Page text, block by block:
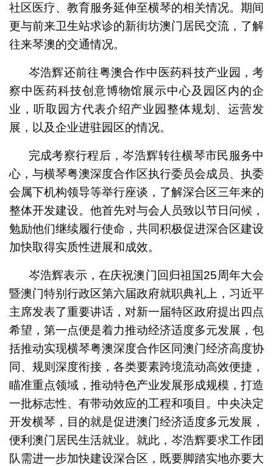
社区医疗、教育服务延伸至横琴的相关情况。期间
更与前来卫生站求诊的新街坊澳门居民交流，了解
往来琴澳的交通情况。
岑浩辉还前往粤澳合作中医药科技产业园，考
察中医药科技创意博物馆展示中心及园区内的企
业，听取园方代表介绍产业园整体规划、运营发
展，以及企业进驻园区的情况。
完成考察行程后，岑浩辉转往横琴市民服务中
心，与横琴粤澳深度合作区执行委员会成员、执委
会属下机构领导等举行座谈，了解深合区三年来的
整体开发建设。他首先对与会人员致以节日问候，
勉励他们继续履行使命，共同积极促进深合区建设
加快取得实质性进展和成效。
岑浩辉表示，在庆祝澳门回归祖国25周年大会
暨澳门特别行政区第六届政府就职典礼上，习近平
主席发表了重要讲话，对新一届特区政府提出四点
希望，第一点便是着力推动经济适度多元发展，包
括推动实现横琴粤澳深度合作区同澳门经济高度协
同、规则深度衔接，各类要素跨境流动高效便捷，
瞄准重点领域，推动特色产业发展形成规模，打造
一批标志性、有带动效应的工程和项目。中央决定
开发横琴，目的就是促进澳门经济适度多元发展，
便利澳门居民生活就业。就此，岑浩辉要求工作团
队需进一步加快建设深合区，既要脚踏实地亦要大